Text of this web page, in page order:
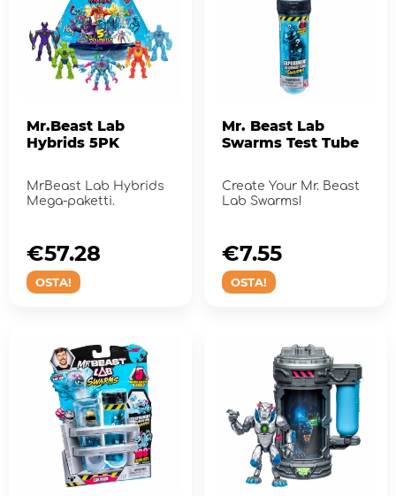
Mr.Beast Lab
Hybrids 5PK
MrBeast Lab Hybrids
Mega-paketti.
OSTA!
€57.28
Mr. Beast Lab
Swarms Test Tube
Create Your Mr. Beast
Lab Swarms!
OSTA!
€7.55